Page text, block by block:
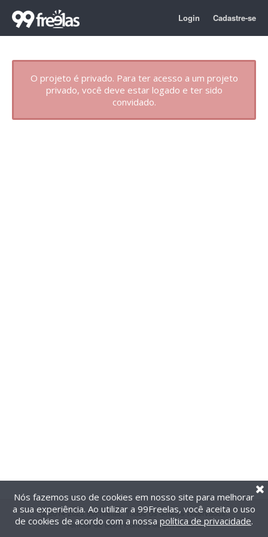
Login Cadastre-se
O projeto é privado. Para ter acesso a um projeto
privado, você deve estar logado e ter sido
convidado.
@2014-2026 99Freelas. Todos os direitos reservados.
Termos de uso| Política de privacidade
Nós fazemos uso de cookies em nosso site para melhorar
a sua experiência. Ao utilizar a 99Freelas, você aceita o uso
de cookies de acordo com a nossa política de privacidade.